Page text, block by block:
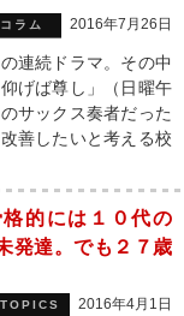
コラム 2016年7月26日
連続ドラマ。その中
げば尊し」（日曜午
サックス奏者だった
善したいと考える校
的には１０代の
発達。でも２７歳
TOPICS 2016年4月1日